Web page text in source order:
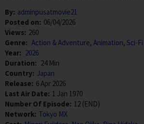
By: adminpusatmovie21
Posted on: 06/04/2026
Views: 260
Genre: Action & Adventure, Animation, Sci-
Year: 2026
Duration: 24 Min
Country: Japan
Release: 6 Apr 2026
Last Air Date: 1 Jan 1970
Number Of Episode: 12 (END)
Network: Tokyo MX